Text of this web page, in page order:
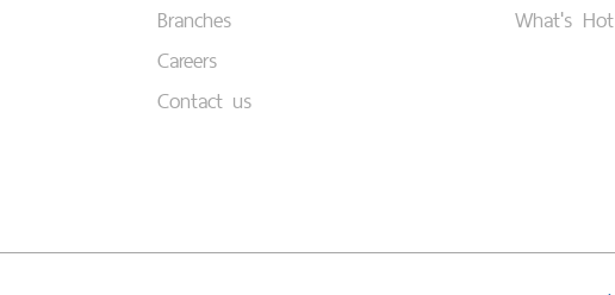
Branches
Careers
Contact us
What's Hot